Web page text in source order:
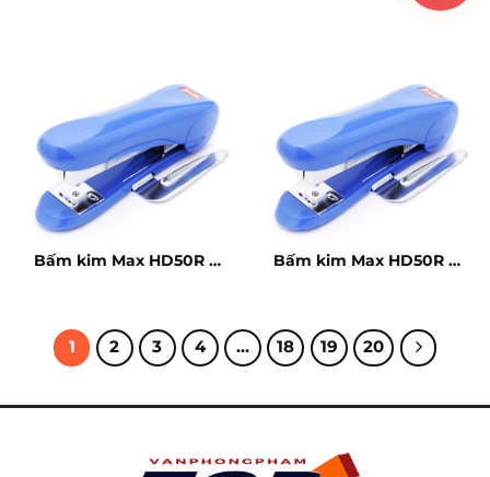
Bấm kim Max HD50R –
Bấm kim Max HD50R –
1 2 3 4 … 18 19 20